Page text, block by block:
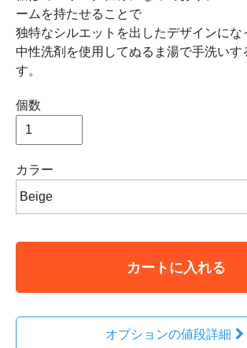
ームを持たせることで
独特なシルエットを出したデザインにな
中性洗剤を使用してぬるま湯で手洗いす
す。
個数
カラー
カートに入れる
オプションの値段詳細